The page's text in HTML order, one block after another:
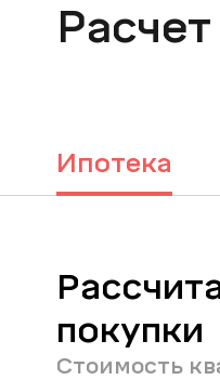
Ипотека
покупки
Стоимость